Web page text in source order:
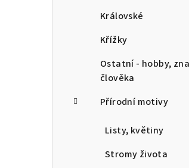
Královské
Křížky
Ostatní - hobby,
člověka
Přírodní motivy
Listy, květiny
Stromy života